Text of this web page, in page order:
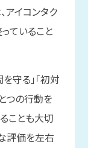
アイコンタク
ていること
守る」「初対
つの行動を
ことも大切
評価を左右